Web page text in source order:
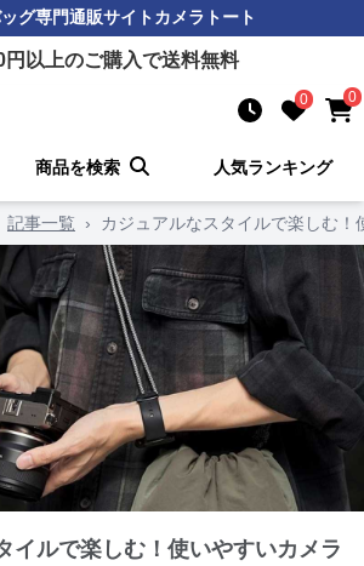
グ専門通販サイトカメラトート
円以上のご購入で送料無料
0 0
商品を検索 人気ランキング
記事一覧 › カジュアルなスタイルで楽しむ
イルで楽しむ！使いやすいカメラ